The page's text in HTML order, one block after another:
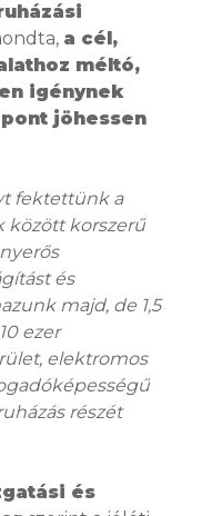
a cél,
méltó,
igénynek
jöhessen
fektettünk a
között korszerű
és
majd, de 1,5
ezer
elektromos
részét
és